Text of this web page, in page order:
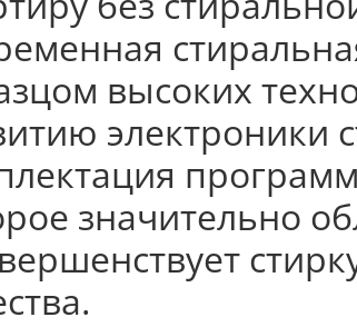
высоких
электроники
значительно